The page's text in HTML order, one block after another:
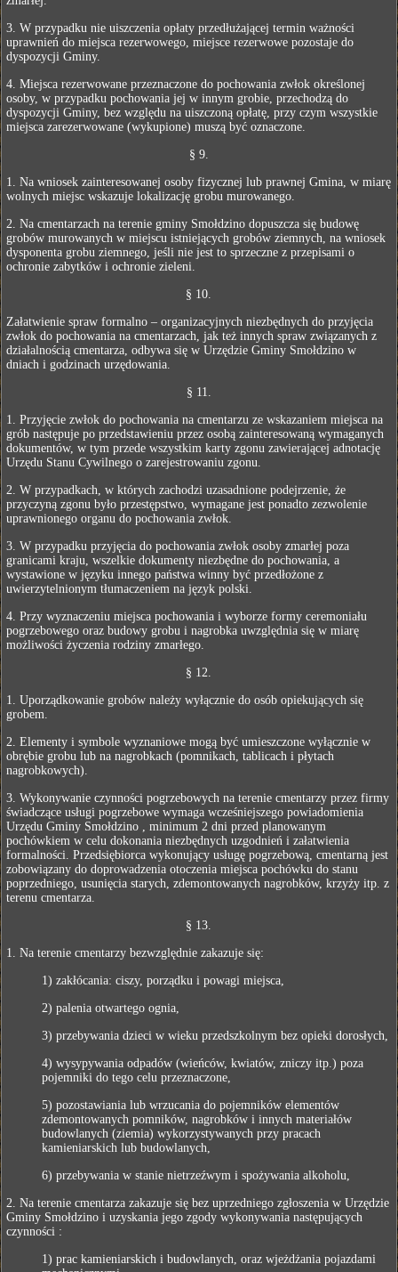
3. W przypadku nie uiszczenia opłaty przedłużającej termin ważności
uprawnień do miejsca rezerwowego, miejsce rezerwowe pozostaje do
dyspozycji Gminy.
4. Miejsca rezerwowane przeznaczone do pochowania zwłok określonej
osoby, w przypadku pochowania jej w innym grobie, przechodzą do
dyspozycji Gminy, bez względu na uiszczoną opłatę, przy czym wszystkie
miejsca zarezerwowane (wykupione) muszą być oznaczone.
§ 9.
1. Na wniosek zainteresowanej osoby fizycznej lub prawnej Gmina, w miarę
wolnych miejsc wskazuje lokalizację grobu murowanego.
2. Na cmentarzach na terenie gminy Smołdzino dopuszcza się budowę
grobów murowanych w miejscu istniejących grobów ziemnych, na wniosek
dysponenta grobu ziemnego, jeśli nie jest to sprzeczne z przepisami o
ochronie zabytków i ochronie zieleni.
§ 10.
Załatwienie spraw formalno – organizacyjnych niezbędnych do przyjęcia
zwłok do pochowania na cmentarzach, jak też innych spraw związanych z
działalnością cmentarza, odbywa się w Urzędzie Gminy Smołdzino w
dniach i godzinach urzędowania.
§ 11.
1. Przyjęcie zwłok do pochowania na cmentarzu ze wskazaniem miejsca na
grób następuje po przedstawieniu przez osobą zainteresowaną wymaganych
dokumentów, w tym przede wszystkim karty zgonu zawierającej adnotację
Urzędu Stanu Cywilnego o zarejestrowaniu zgonu.
2. W przypadkach, w których zachodzi uzasadnione podejrzenie, że
przyczyną zgonu było przestępstwo, wymagane jest ponadto zezwolenie
uprawnionego organu do pochowania zwłok.
3. W przypadku przyjęcia do pochowania zwłok osoby zmarłej poza
granicami kraju, wszelkie dokumenty niezbędne do pochowania, a
wystawione w języku innego państwa winny być przedłożone z
uwierzytelnionym tłumaczeniem na język polski.
4. Przy wyznaczeniu miejsca pochowania i wyborze formy ceremoniału
pogrzebowego oraz budowy grobu i nagrobka uwzględnia się w miarę
możliwości życzenia rodziny zmarłego.
§ 12.
1. Uporządkowanie grobów należy wyłącznie do osób opiekujących się
grobem.
2. Elementy i symbole wyznaniowe mogą być umieszczone wyłącznie w
obrębie grobu lub na nagrobkach (pomnikach, tablicach i płytach
nagrobkowych).
3. Wykonywanie czynności pogrzebowych na terenie cmentarzy przez firmy
świadczące usługi pogrzebowe wymaga wcześniejszego powiadomienia
Urzędu Gminy Smołdzino , minimum 2 dni przed planowanym
pochówkiem w celu dokonania niezbędnych uzgodnień i załatwienia
formalności. Przedsiębiorca wykonujący usługę pogrzebową, cmentarną jest
zobowiązany do doprowadzenia otoczenia miejsca pochówku do stanu
poprzedniego, usunięcia starych, zdemontowanych nagrobków, krzyży itp. z
terenu cmentarza.
§ 13.
1. Na terenie cmentarzy bezwzględnie zakazuje się:
1) zakłócania: ciszy, porządku i powagi miejsca,
2) palenia otwartego ognia,
3) przebywania dzieci w wieku przedszkolnym bez opieki dorosłych,
4) wysypywania odpadów (wieńców, kwiatów, zniczy itp.) poza
pojemniki do tego celu przeznaczone,
5) pozostawiania lub wrzucania do pojemników elementów
zdemontowanych pomników, nagrobków i innych materiałów
budowlanych (ziemia) wykorzystywanych przy pracach
kamieniarskich lub budowlanych,
6) przebywania w stanie nietrzeźwym i spożywania alkoholu,
2. Na terenie cmentarza zakazuje się bez uprzedniego zgłoszenia w Urzędzie
Gminy Smołdzino i uzyskania jego zgody wykonywania następujących
czynności :
1) prac kamieniarskich i budowlanych, oraz wjeżdżania pojazdami